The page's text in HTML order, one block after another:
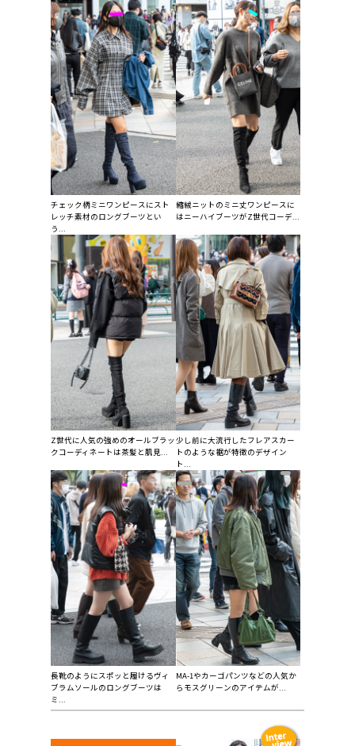
チェック柄ミニワンピースにスト
レッチ素材のロングブーツとい
う...
縮絨ニットのミニ丈ワンピースに
はニーハイブーツがZ世代コーデ...
Z世代に人気の強めのオールブラッ
クコーディネートは茶髪と肌見...
少し前に大流行したフレアスカー
トのような裾が特徴のデザイン
ト...
長靴のようにスポッと履けるヴィ
ブラムソールのロングブーツは
ミ...
MA-1やカーゴパンツなどの人気か
らモスグリーンのアイテムが...